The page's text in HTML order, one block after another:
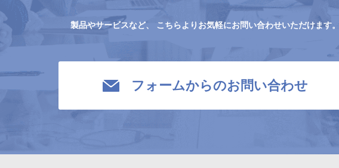
製品やサービスなど、 こちらよりお気軽にお問い合わせいただけます
フォームからのお問い合わせ